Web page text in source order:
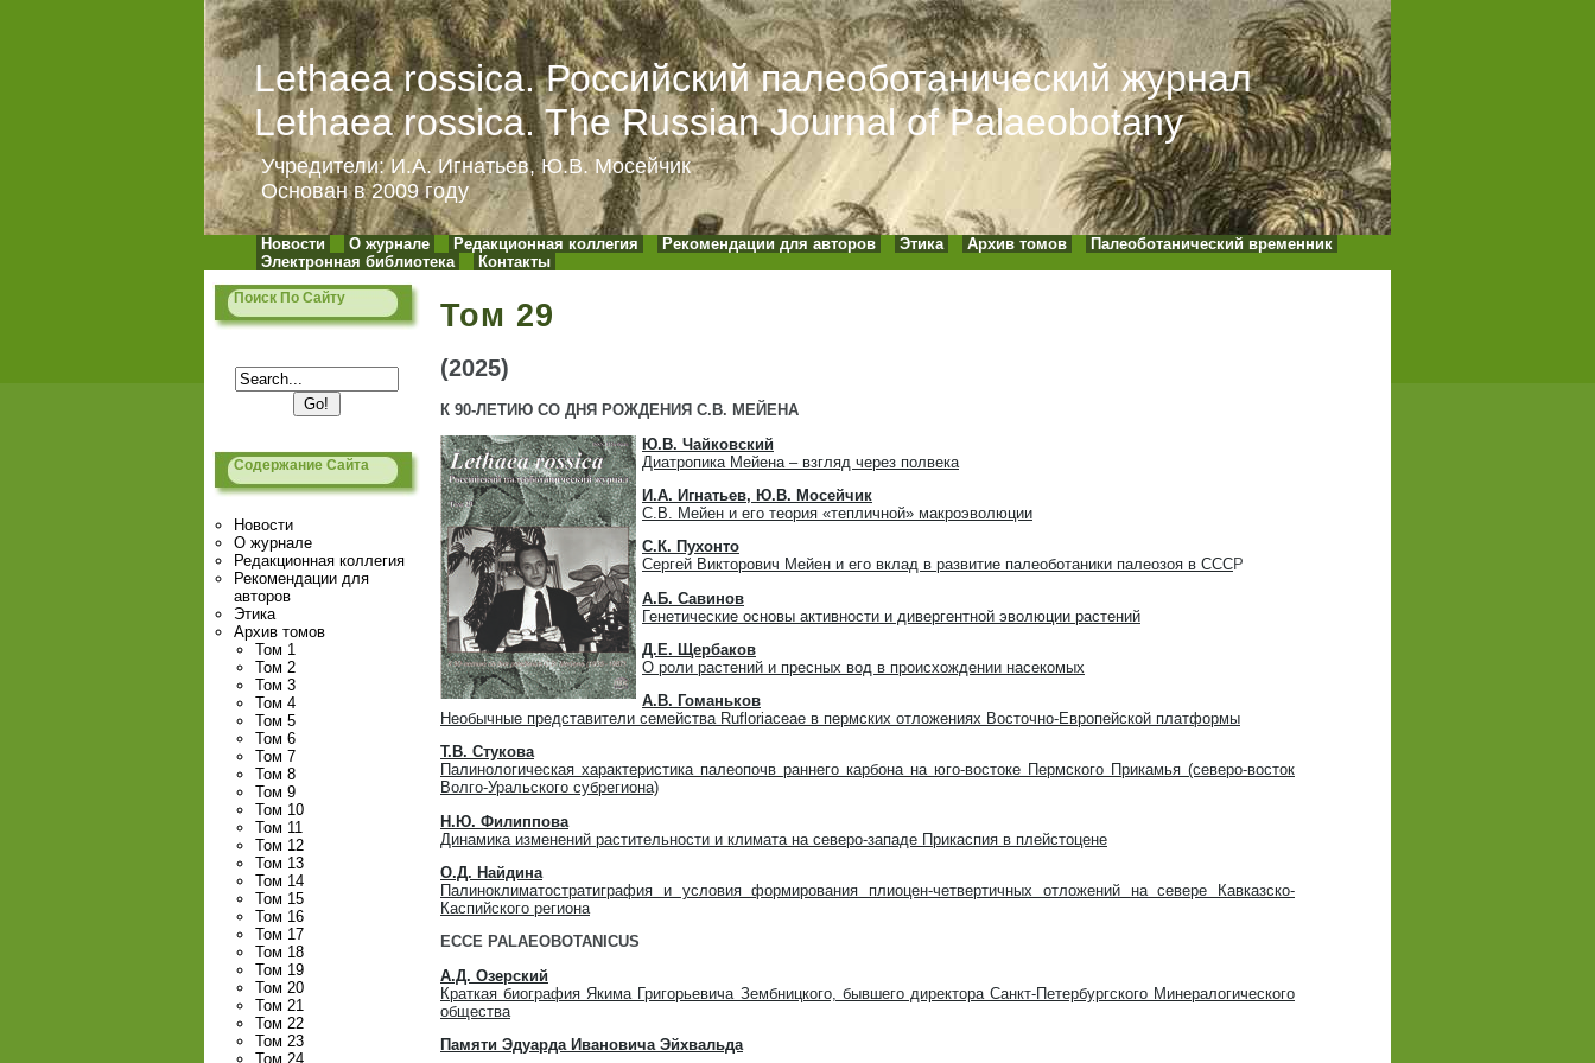
Lethaea rossica. Российский палеоботанический журнал
Lethaea rossica. The Russian Journal of Palaeobotany
Учредители: И.А. Игнатьев, Ю.В. Мосейчик
Основан в 2009 году
Новости О журнале Редакционная коллегия Рекомендации для авторов Этика Архив томов
Палеоботанический временник
Электронная библиотека
Контакты
Поиск По Сайту
Содержание Сайта
Новости
О журнале
Редакционная коллегия
Рекомендации для
авторов
Этика
Архив томов
Том 1
Том 2
Том 3
Том 4
Том 5
Том 6
Том 7
Том 8
Том 9
Том 10
Том 11
Том 12
Том 13
Том 14
Том 15
Том 16
Том 17
Том 18
Том 19
Том 20
Том 21
Том 22
Том 23
Том 24
Том 29
(2025)
К 90-ЛЕТИЮ СО ДНЯ РОЖДЕНИЯ С.В. МЕЙЕНА
Ю.В. Чайковский
Диатропика Мейена – взгляд через полвека
И.А. Игнатьев, Ю.В. Мосейчик
С.В. Мейен и его теория «тепличной» макроэволюции
С.К. Пухонто
Сергей Викторович Мейен и его вклад в развитие палеоботаники палеозоя в СССР
А.Б. Савинов
Генетические основы активности и дивергентной эволюции растений
Д.Е. Щербаков
О роли растений и пресных вод в происхождении насекомых
А.В. Гоманьков
Необычные представители семейства Rufloriaceae в пермских отложениях Восточно-Европейской платформы
Т.В. Стукова
Палинологическая характеристика палеопочв раннего карбона на юго-востоке Пермского Прикамья (северо-восток
Волго-Уральского субрегиона)
Н.Ю. Филиппова
Динамика изменений растительности и климата на северо-западе Прикаспия в плейстоцене
О.Д. Найдина
Палиноклиматостратиграфия и условия формирования плиоцен-четвертичных отложений на севере Кавказско-
Каспийского региона
ECCE PALAEOBOTANICUS
А.Д. Озерский
Краткая биография Якима Григорьевича Зембницкого, бывшего директора Санкт-Петербургского Минералогического
общества
Памяти Эдуарда Ивановича Эйхвальда